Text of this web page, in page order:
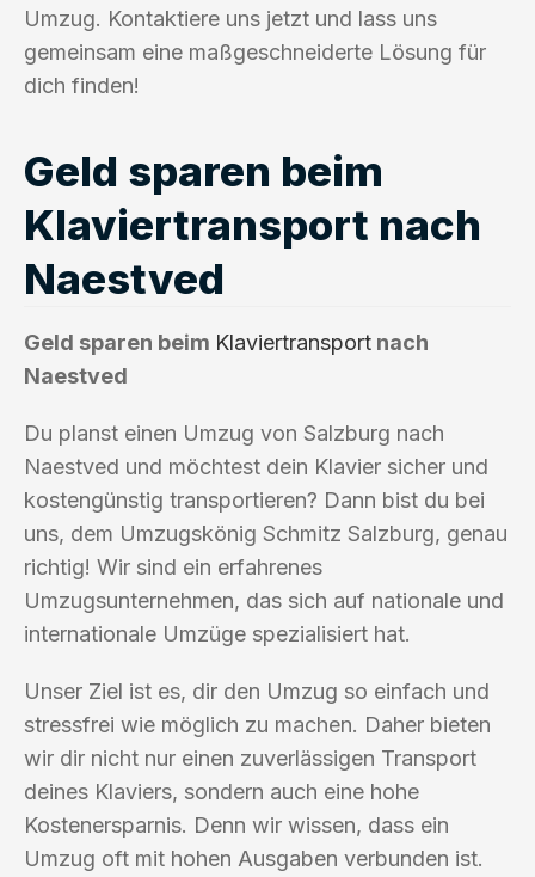
Umzug. Kontaktiere uns jetzt und lass uns
gemeinsam eine maßgeschneiderte Lösung für
dich finden!
Geld sparen beim
Klaviertransport nach
Naestved
Geld sparen beim Klaviertransport nach
Naestved
Du planst einen Umzug von Salzburg nach
Naestved und möchtest dein Klavier sicher und
kostengünstig transportieren? Dann bist du bei
uns, dem Umzugskönig Schmitz Salzburg, genau
richtig! Wir sind ein erfahrenes
Umzugsunternehmen, das sich auf nationale und
internationale Umzüge spezialisiert hat.
Unser Ziel ist es, dir den Umzug so einfach und
stressfrei wie möglich zu machen. Daher bieten
wir dir nicht nur einen zuverlässigen Transport
deines Klaviers, sondern auch eine hohe
Kostenersparnis. Denn wir wissen, dass ein
Umzug oft mit hohen Ausgaben verbunden ist.